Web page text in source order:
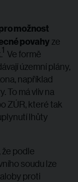
možnost
povahy ze
1 Ve formě
územní plány,
například
To má vliv na
ZÚR, které tak
lhůty
podle
soudu lze
proti